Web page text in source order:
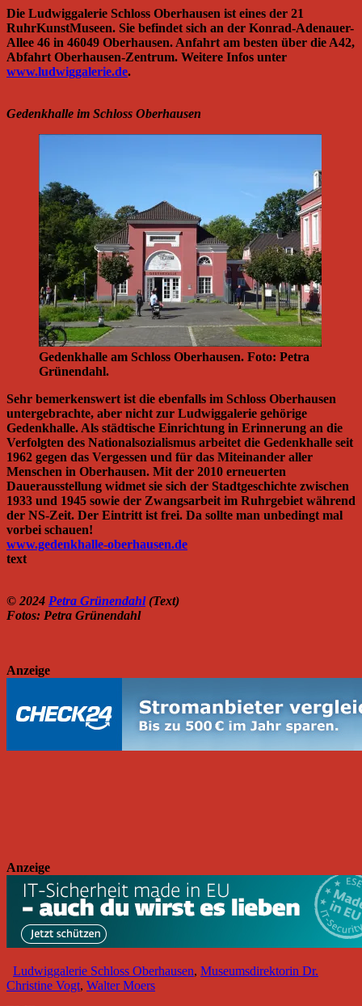
Die Ludwiggalerie Schloss Oberhausen ist eines der 21
RuhrKunstMuseen. Sie befindet sich an der Konrad-Adenauer-
Allee 46 in 46049 Oberhausen. Anfahrt am besten über die A42,
Abfahrt Oberhausen-Zentrum. Weitere Infos unter
www.ludwiggalerie.de.
Gedenkhalle im Schloss Oberhausen
Gedenkhalle am Schloss Oberhausen. Foto: Petra
Grünendahl.
Sehr bemerkenswert ist die ebenfalls im Schloss Oberhausen
untergebrachte, aber nicht zur Ludwiggalerie gehörige
Gedenkhalle. Als städtische Einrichtung in Erinnerung an die
Verfolgten des Nationalsozialismus arbeitet die Gedenkhalle seit
1962 gegen das Vergessen und für das Miteinander aller
Menschen in Oberhausen. Mit der 2010 erneuerten
Dauerausstellung widmet sie sich der Stadtgeschichte zwischen
1933 und 1945 sowie der Zwangsarbeit im Ruhrgebiet während
der NS-Zeit. Der Eintritt ist frei. Da sollte man unbedingt mal
vorbei schauen!
www.gedenkhalle-oberhausen.de
text
© 2024 Petra Grünendahl(Text)
Fotos: Petra Grünendahl
Anzeige
Anzeige
Ludwiggalerie Schloss Oberhausen, Museumsdirektorin Dr.
Christine Vogt, Walter Moers